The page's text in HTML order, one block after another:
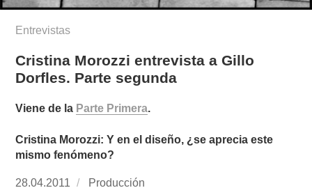
Entrevistas
Cristina Morozzi entrevista a Gillo
Dorfles. Parte segunda
Viene de la Parte Primera.
Cristina Morozzi: Y en el diseño, ¿se aprecia este
mismo fenómeno?
Publicado
28.04.2011 https://www.experimenta.es/author/
Producción